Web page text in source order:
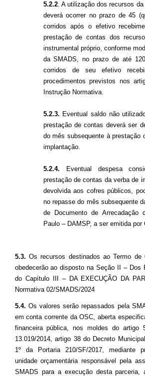
5.2.2. A utilização dos recursos
deverá ocorrer no prazo de 45
corridos após o efetivo
prestação de contas dos
instrumental próprio, conforme
da SMADS, no prazo de até
corridos de seu efetivo
procedimentos previstos nos
Instrução Normativa.
5.2.3. Eventual saldo não
prestação de contas deverá ser
do mês subsequente à prestação
implantação.
5.2.4. Eventual despesa
prestação de contas da verba de
devolvida aos cofres públicos,
no repasse do mês subsequente
de Documento de Arrecadação
Paulo – DAMSP, a ser emitida por
5.3. Os recursos destinados ao Termo de
obedecerão ao disposto na Seção II – Dos
do Capítulo III – DA EXECUÇÃO DA
Normativa 02/SMADS/2024
5.4. Os valores serão repassados pela
em conta corrente da OSC, aberta
financeira pública, nos moldes do artigo
13.019/2014, artigo 38 do Decreto
1º da Portaria 210/SF/2017, mediante
unidade orçamentária responsável pela
SMADS para a execução desta parceria,